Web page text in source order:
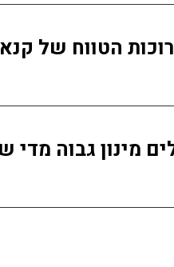
הטווח של
מינון גבוה מדי